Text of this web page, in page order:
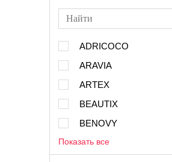
ADRICOCO
ARAVIA
ARTEX
BEAUTIX
BENOVY
Показать все